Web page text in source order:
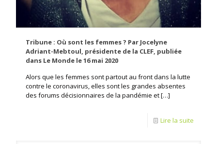
Tribune : Où sont les femmes ? Par Jocelyne
Adriant-Mebtoul, présidente de la CLEF, publiée
dans Le Monde le 16 mai 2020
Alors que les femmes sont partout au front dans la lutte
contre le coronavirus, elles sont les grandes absentes
des forums décisionnaires de la pandémie et[…]
Lire la suite